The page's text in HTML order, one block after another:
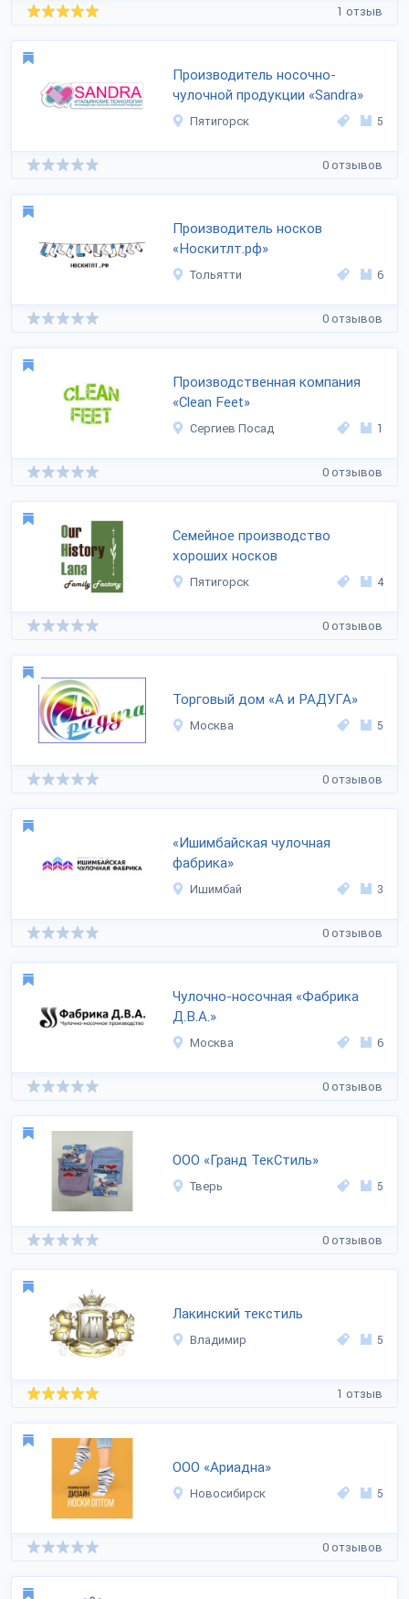
1 отзыв
Производитель носочно-
чулочной продукции «Sandra»
Пятигорск 5
0 отзывов
Производитель носков
«Носкитлт.рф»
Тольятти 6
0 отзывов
Производственная компания
«Clean Feet»
Сергиев Посад 1
0 отзывов
Семейное производство
хороших носков
Пятигорск 4
0 отзывов
Торговый дом «А и РАДУГА»
Москва 5
0 отзывов
«Ишимбайская чулочная
фабрика»
Ишимбай 3
0 отзывов
Чулочно-носочная «Фабрика
Д.В.А.»
Москва 6
0 отзывов
ООО «Гранд ТекСтиль»
Тверь 5
0 отзывов
Лакинский текстиль
Владимир 5
1 отзыв
ООО «Ариадна»
Новосибирск 5
0 отзывов